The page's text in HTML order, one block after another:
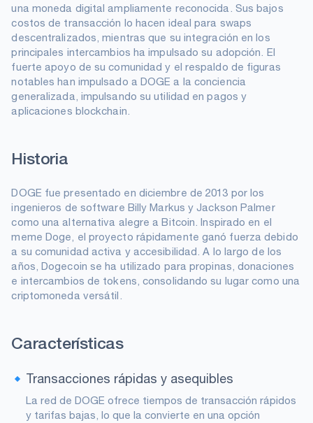
una moneda digital ampliamente reconocida. Sus bajos
costos de transacción lo hacen ideal para swaps
descentralizados, mientras que su integración en los
principales intercambios ha impulsado su adopción. El
fuerte apoyo de su comunidad y el respaldo de figuras
notables han impulsado a DOGE a la conciencia
generalizada, impulsando su utilidad en pagos y
aplicaciones blockchain.
Historia
DOGE fue presentado en diciembre de 2013 por los
ingenieros de software Billy Markus y Jackson Palmer
como una alternativa alegre a Bitcoin. Inspirado en el
meme Doge, el proyecto rápidamente ganó fuerza debido
a su comunidad activa y accesibilidad. A lo largo de los
años, Dogecoin se ha utilizado para propinas, donaciones
e intercambios de tokens, consolidando su lugar como una
criptomoneda versátil.
Características
Transacciones rápidas y asequibles
La red de DOGE ofrece tiempos de transacción rápidos
y tarifas bajas, lo que la convierte en una opción